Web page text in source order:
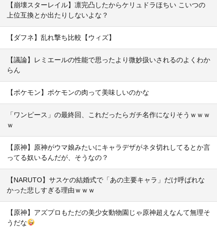
【崩壊スターレイル】凛完凸したからケリュドラほちい こいつの
上位互換とか出たりしないよな？
【ダフネ】乱れ撃ち比較【ウィズ】
【議論】レミエールの性能で思ったより微妙扱いされるのよくわか
らん
【ポケモン】ポケモンの肉って美味しいのかな
「ワンピース」の最終回、これだったらガチ名作になりそうｗｗｗ
ｗ
【原神】原神がウマ娘みたいにキャラデザがネタ切れしてるとか言
ってる奴いるんだが、そうなの？
【NARUTO】サスケの結婚式で「あの主要キャラ」だけ呼ばれな
かった悲しすぎる理由ｗｗｗ
【原神】アズプロもただの美少女動物園じゃ原神超えなんて無理そ
うだな